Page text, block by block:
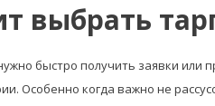
выбрать
быстро получить заявки
Особенно когда важно не